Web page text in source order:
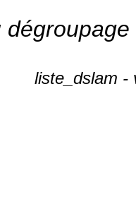
liste_dslam -